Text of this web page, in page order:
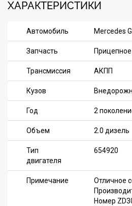
ХАРАКТЕРИСТИКИ
Автомобиль Mercedes
Запчасть
Трансмиссия АКПП
Кузов
Год 2
Объем 2.0 дизель
Тип
двигателя
654920
Примечание
Отличное
Номер